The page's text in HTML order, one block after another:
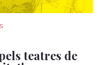
teatres de